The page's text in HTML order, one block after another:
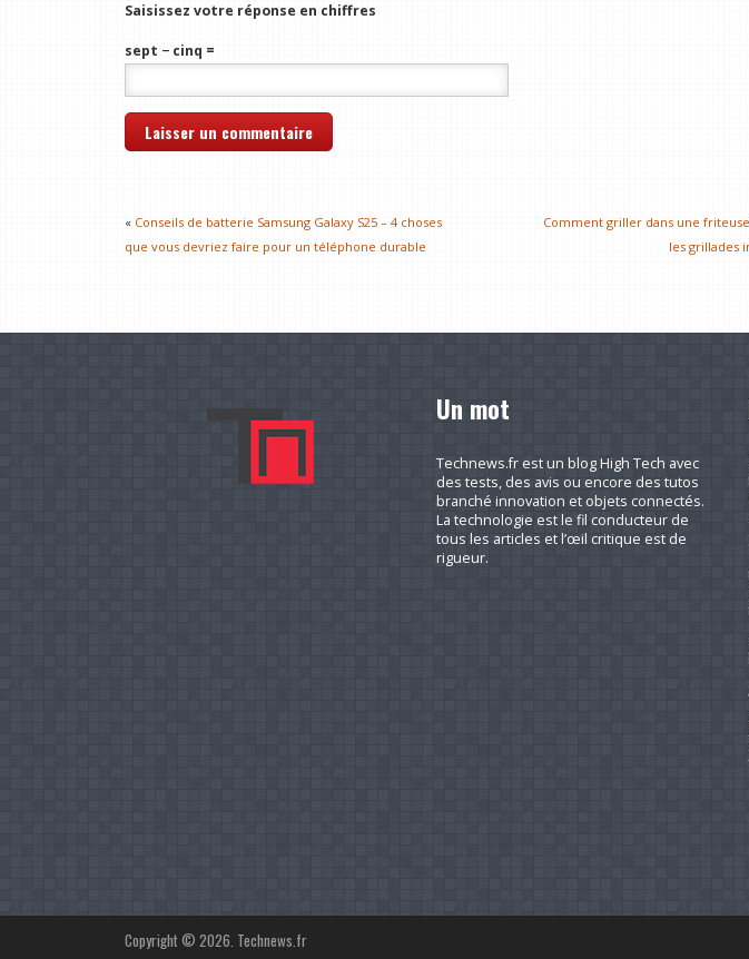
Saisissez votre réponse en chiffres
sept − cinq =
« Conseils de batterie Samsung Galaxy S25 – 4 choses
que vous devriez faire pour un téléphone durable
Comment griller dans une
les grillades
Un mot
Technews.fr est un blog High Tech avec
des tests, des avis ou encore des tutos
branché innovation et objets connectés.
La technologie est le fil conducteur de
tous les articles et l’œil critique est de
rigueur.
Copyright © 2026. Technews.fr